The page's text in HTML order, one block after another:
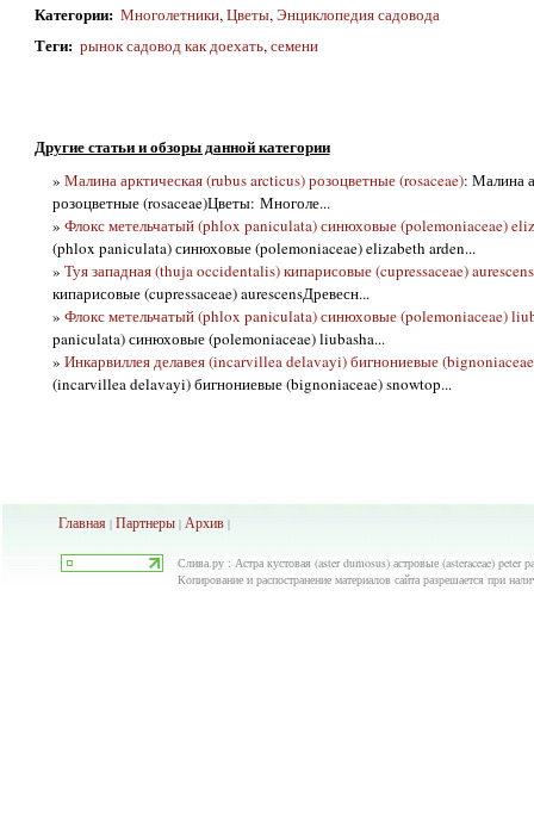
Категории: Многолетники,Цветы,Энциклопедия садовода
Теги: рынок садовод как доехать,семени
Другие статьи и обзоры данной категории
» Малина арктическая (rubus arcticus) розоцветные (rosaceae): Малина
розоцветные (rosaceae)Цветы: Многоле...
» Флокс метельчатый (phlox paniculata) синюховые (polemoniaceae)
(phlox paniculata) синюховые (polemoniaceae) elizabeth arden...
» Туя западная (thuja occidentalis) кипарисовые (cupressaceae) aurescens
кипарисовые (cupressaceae) aurescensДревесн...
» Флокс метельчатый (phlox paniculata) синюховые (polemoniaceae)
paniculata) синюховые (polemoniaceae) liubasha...
» Инкарвиллея делавея (incarvillea delavayi) бигнониевые
(incarvillea delavayi) бигнониевые (bignoniaceae) snowtop...
Главная| Партнеры| Архив|
Слива.ру : Астра кустовая (aster dumosus) астровые (asteraceae) peter
Копирование и распостранение материалов сайта разрешается при